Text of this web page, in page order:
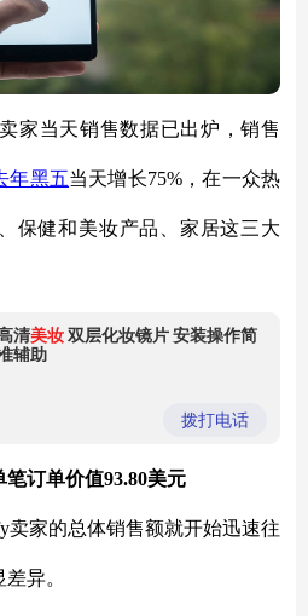
家当天销售数据已出炉，销售
年黑五当天增长75%，在一众热
保健和美妆产品、家居这三大
清美妆双层化妆镜片 安装操作简
辅助
拨打电话
订单价值93.80美元
卖家的总体销售额就开始迅速往
异。